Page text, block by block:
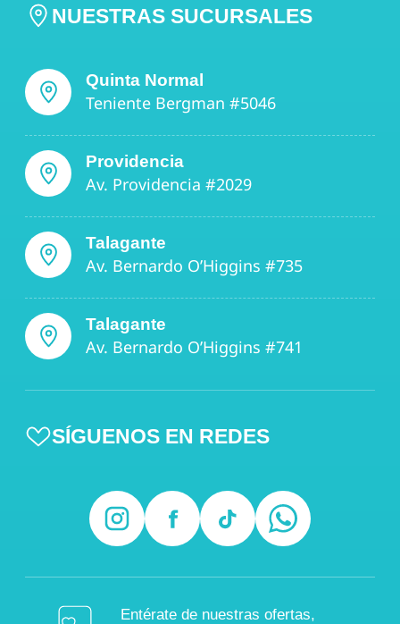
NUESTRAS SUCURSALES
Quinta Normal
Teniente Bergman #5046
Providencia
Av. Providencia #2029
Talagante
Av. Bernardo O’Higgins #735
Talagante
Av. Bernardo O’Higgins #741
SÍGUENOS EN REDES
Entérate de nuestras ofertas,